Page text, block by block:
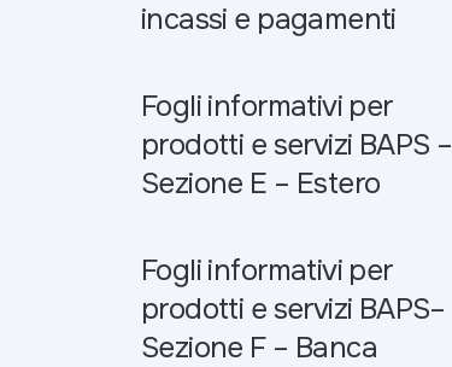
incassi e pagamenti
Fogli informativi per
prodotti e servizi BAPS –
Sezione E – Estero
Fogli informativi per
prodotti e servizi BAPS–
Sezione F – Banca